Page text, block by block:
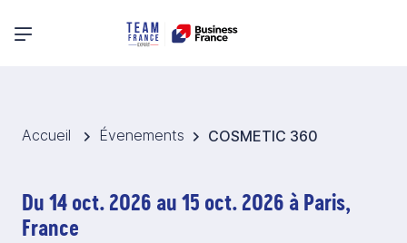
Menu principal
Accueil Évenements COSMETIC 360
Du 14 oct. 2026 au 15 oct. 2026 à Paris,
France